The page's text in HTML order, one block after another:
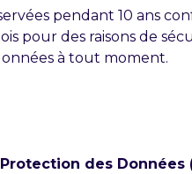
pendant 10 ans
pour des raisons de
à tout moment.
des Données